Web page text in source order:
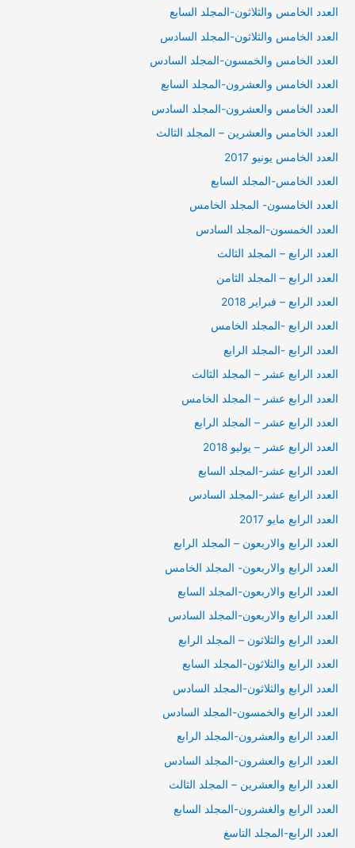
العدد الخامس والثلاثون-المجلد السابع
العدد الخامس والثلاثون-المجلد السادس
العدد الخامس والخمسون-المجلد السادس
العدد الخامس والعشرون-المجلد السابع
العدد الخامس والعشرون-المجلد السادس
العدد الخامس والعشرين – المجلد الثالث
العدد الخامس يونيو 2017
العدد الخامس-المجلد السابع
العدد الخامسون- المجلد الخامس
العدد الخمسون-المجلد السادس
العدد الرابع – المجلد الثالث
العدد الرابع – المجلد الثامن
العدد الرابع – فبراير 2018
العدد الرابع -المجلد الخامس
العدد الرابع -المجلد الرابع
العدد الرابع عشر – المجلد الثالث
العدد الرابع عشر – المجلد الخامس
العدد الرابع عشر – المجلد الرابع
العدد الرابع عشر – يوليو 2018
العدد الرابع عشر-المجلد السابع
العدد الرابع عشر-المجلد السادس
العدد الرابع مايو 2017
العدد الرابع والاربعون – المجلد الرابع
العدد الرابع والاربعون- المجلد الخامس
العدد الرابع والاربعون-المجلد السابع
العدد الرابع والاربعون-المجلد السادس
العدد الرابع والثلاثون – المجلد الرابع
العدد الرابع والثلاثون-المجلد السابع
العدد الرابع والثلاثون-المجلد السادس
العدد الرابع والخمسون-المجلد السادس
العدد الرابع والعشرون-المجلد الرابع
العدد الرابع والعشرون-المجلد السادس
العدد الرابع والعشرين – المجلد الثالث
العدد الرابع والغشرون-المجلد السابع
العدد الرابع-المجلد التاسغ